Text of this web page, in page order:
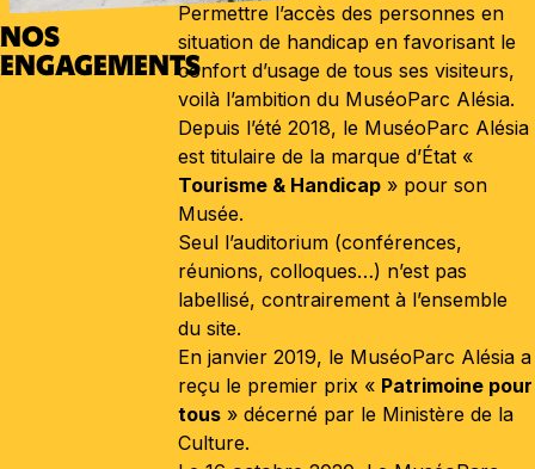
NOS
ENGAGEMENTS
Permettre l’accès des personnes en
situation de handicap en favorisant le
confort d’usage de tous ses visiteurs,
voilà l’ambition du MuséoParc Alésia.
Depuis l’été 2018, le MuséoParc Alésia
est titulaire de la marque d’État «
Tourisme & Handicap » pour son
Musée.
Seul l’auditorium (conférences,
réunions, colloques…) n’est pas
labellisé, contrairement à l’ensemble
du site.
En janvier 2019, le MuséoParc Alésia a
reçu le premier prix « Patrimoine pour
tous » décerné par le Ministère de la
Culture.